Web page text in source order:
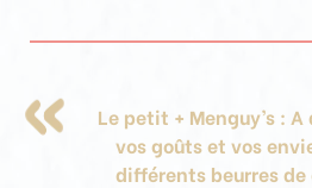
Le petit + Menguy’s :
vos goûts et vos
différents beurres